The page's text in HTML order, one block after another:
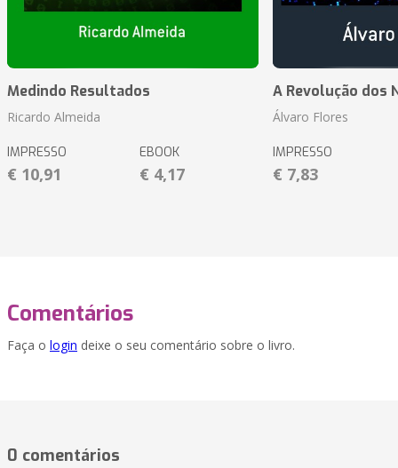
Medindo Resultados
Ricardo Almeida
IMPRESSO
€ 10,91
EBOOK
€ 4,17
A Revolução dos
Álvaro Flores
IMPRESSO
€ 7,83
Comentários
Faça o login deixe o seu comentário sobre o livro.
0 comentários